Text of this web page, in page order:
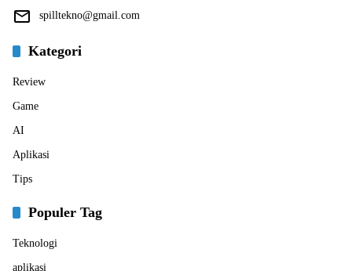
spilltekno@gmail.com
Kategori
Review
Game
AI
Aplikasi
Tips
Populer Tag
Teknologi
aplikasi